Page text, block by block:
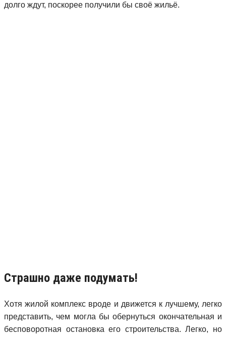
долго ждут, поскорее получили бы своё жильё.
Страшно даже подумать!
Хотя жилой комплекс вроде и движется к лучшему, легко
представить, чем могла бы обернуться окончательная и
бесповоротная остановка его строительства. Легко, но